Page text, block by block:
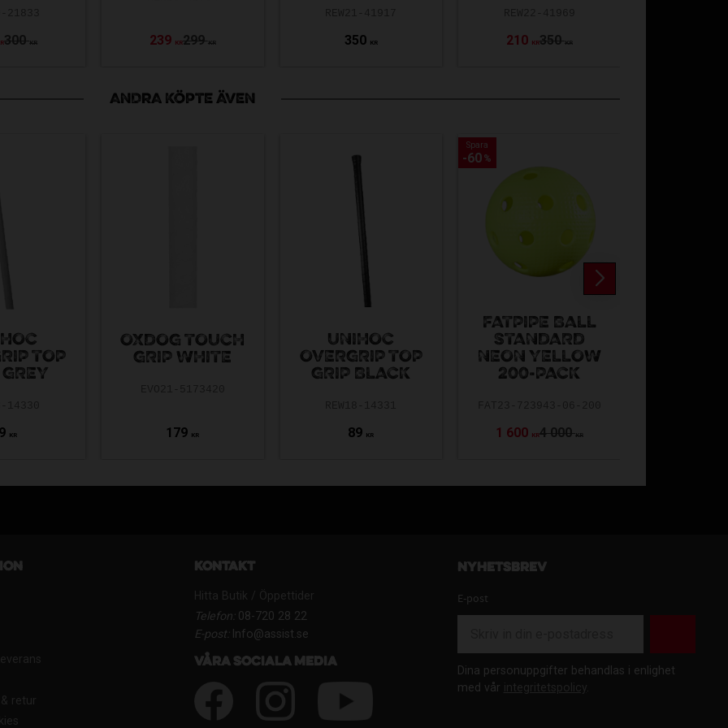
300 KR 239 KR299 KR 350 KR 210 KR350 KR
ANDRA KÖPTE ÄVEN
TOP
KR
OXDOG TOUCH
GRIP WHITE
179 KR
UNIHOC
OVERGRIP TOP
GRIP BLACK
89 KR
Spara
60 %
FATPIPE BALL
STANDARD
NEON YELLOW
200-PACK
1 600 KR4 000 KR
Spara
60 %
retur
Kontakt
Hitta Butik / Öppettider
Telefon:08-720 28 22
E-post:Info@assist.se
Våra sociala media
Nyhetsbrev
E-post
Dina personuppgifter behandlas i enlighet
med vår integritetspolicy.